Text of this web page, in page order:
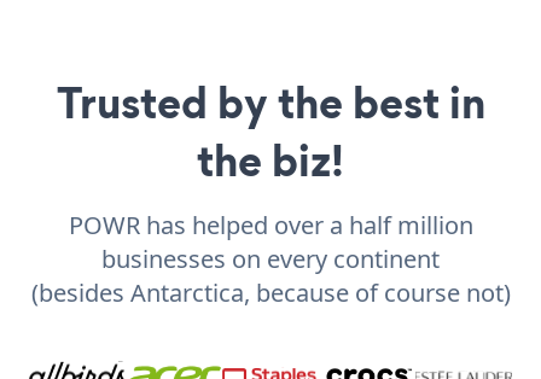
Trusted by the best in
the biz!
POWR has helped over a half million
businesses on every continent
(besides Antarctica, because of course not)